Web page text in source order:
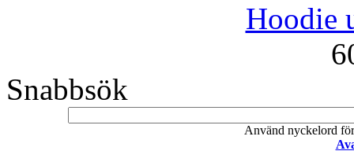
Hoodie
Snabbsök
Använd nyckelord